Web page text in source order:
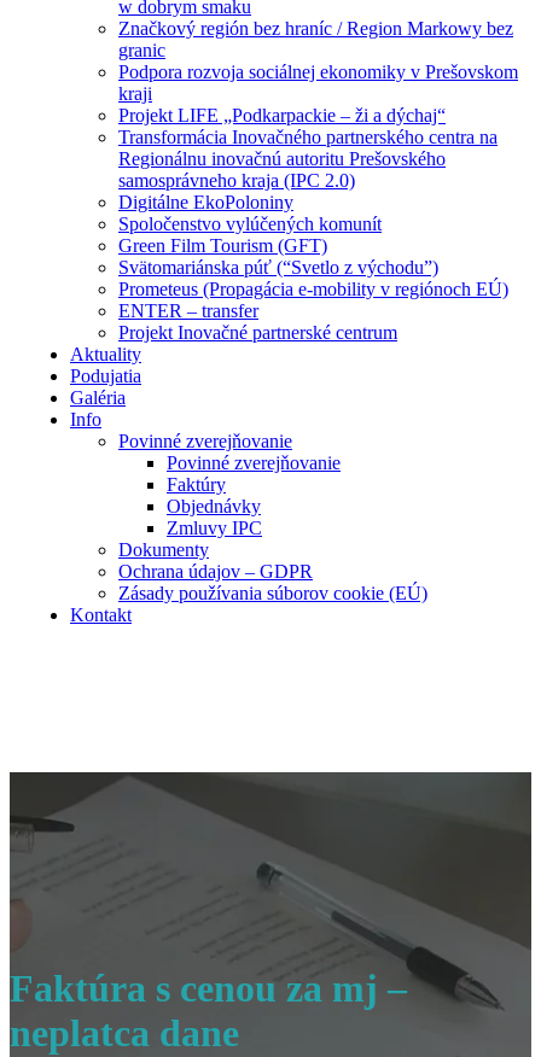
w dobrym smaku
Značkový región bez hraníc / Region Markowy bez
granic
Podpora rozvoja sociálnej ekonomiky v Prešovskom
kraji
Projekt LIFE „Podkarpackie – ži a dýchaj“
Transformácia Inovačného partnerského centra na
Regionálnu inovačnú autoritu Prešovského
samosprávneho kraja (IPC 2.0)
Digitálne EkoPoloniny
Spoločenstvo vylúčených komunít
Green Film Tourism (GFT)
Svätomariánska púť (“Svetlo z východu”)
Prometeus (Propagácia e-mobility v regiónoch EÚ)
ENTER – transfer
Projekt Inovačné partnerské centrum
Aktuality
Podujatia
Galéria
Info
Povinné zverejňovanie
Povinné zverejňovanie
Faktúry
Objednávky
Zmluvy IPC
Dokumenty
Ochrana údajov – GDPR
Zásady používania súborov cookie (EÚ)
Kontakt
Faktúra s cenou za mj –
neplatca dane